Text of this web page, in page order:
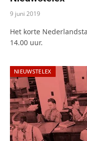
9 juni 2019
Het korte
14.00 uur.
NIEUWSTELEX